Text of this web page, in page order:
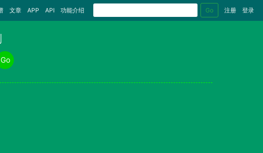
文章 APP API 功能介绍 Go 注册 登录
Go